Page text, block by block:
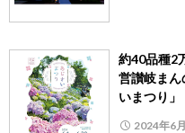
約40品種2
営讃岐まん
いまつり」
2024年6